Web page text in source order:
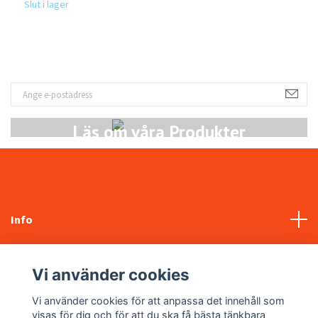
Läs om våra Produkter
Slut i lager
Info
Sociala medier
Vi använder cookies
Vi använder cookies för att anpassa det innehåll som
visas för dig och för att du ska få bästa tänkbara